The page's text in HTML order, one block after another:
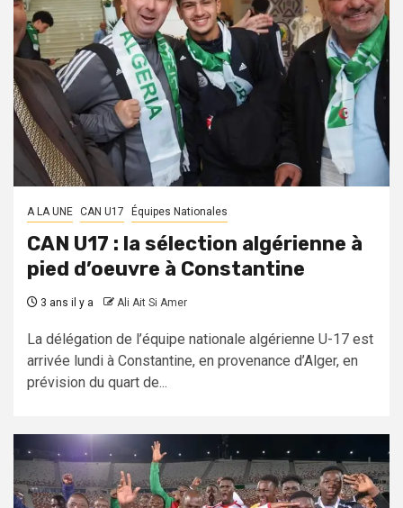
A LA UNE CAN U17 Équipes Nationales
CAN U17 : la sélection algérienne à
pied d’oeuvre à Constantine
3 ans il y a Ali Ait Si Amer
La délégation de l’équipe nationale algérienne U-17 est
arrivée lundi à Constantine, en provenance d’Alger, en
prévision du quart de...